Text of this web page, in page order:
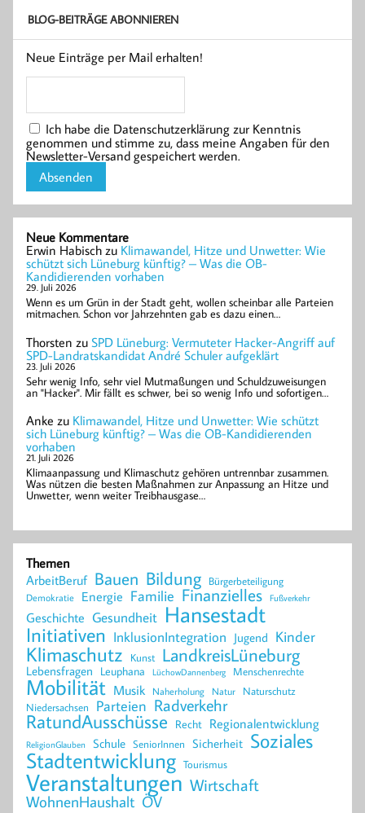
BLOG-BEITRÄGE ABONNIEREN
Neue Einträge per Mail erhalten!
Ich habe die Datenschutzerklärung zur Kenntnis
genommen und stimme zu, dass meine Angaben für den
Newsletter-Versand gespeichert werden.
Neue Kommentare
Erwin Habisch zu Klimawandel, Hitze und Unwetter: Wie
schützt sich Lüneburg künftig? – Was die OB-
Kandidierenden vorhaben
29. Juli 2026
Wenn es um Grün in der Stadt geht, wollen scheinbar alle Parteien
mitmachen. Schon vor Jahrzehnten gab es dazu einen…
Thorsten zu SPD Lüneburg: Vermuteter Hacker-Angriff auf
SPD-Landratskandidat André Schuler aufgeklärt
23. Juli 2026
Sehr wenig Info, sehr viel Mutmaßungen und Schuldzuweisungen
an "Hacker". Mir fällt es schwer, bei so wenig Info und sofortigen…
Anke zu Klimawandel, Hitze und Unwetter: Wie schützt
sich Lüneburg künftig? – Was die OB-Kandidierenden
vorhaben
21. Juli 2026
Klimaanpassung und Klimaschutz gehören untrennbar zusammen.
Was nützen die besten Maßnahmen zur Anpassung an Hitze und
Unwetter, wenn weiter Treibhausgase…
Themen
ArbeitBeruf Bauen Bildung Bürgerbeteiligung
Demokratie Energie Familie Finanzielles Fußverkehr
Geschichte Gesundheit Hansestadt
Initiativen InklusionIntegration Jugend Kinder
Klimaschutz Kunst LandkreisLüneburg
Lebensfragen Leuphana LüchowDannenberg Menschenrechte
Mobilität Musik Naherholung Natur Naturschutz
Niedersachsen Parteien Radverkehr
RatundAusschüsse Recht Regionalentwicklung
ReligionGlauben Schule SeniorInnen Sicherheit Soziales
Stadtentwicklung Tourismus
Veranstaltungen Wirtschaft
WohnenHaushalt ÖV